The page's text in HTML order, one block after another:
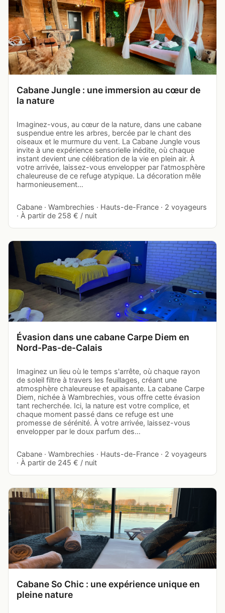
Cabane Jungle : une immersion au cœur de
la nature
Imaginez-vous, au cœur de la nature, dans une cabane
suspendue entre les arbres, bercée par le chant des
oiseaux et le murmure du vent. La Cabane Jungle vous
invite à une expérience sensorielle inédite, où chaque
instant devient une célébration de la vie en plein air. À
votre arrivée, laissez-vous envelopper par l'atmosphère
chaleureuse de ce refuge atypique. La décoration mêle
harmonieusement…
Cabane · Wambrechies · Hauts-de-France · 2 voyageurs
· À partir de 258 € / nuit
Évasion dans une cabane Carpe Diem en
Nord-Pas-de-Calais
Imaginez un lieu où le temps s'arrête, où chaque rayon
de soleil filtre à travers les feuillages, créant une
atmosphère chaleureuse et apaisante. La cabane Carpe
Diem, nichée à Wambrechies, vous offre cette évasion
tant recherchée. Ici, la nature est votre complice, et
chaque moment passé dans ce refuge est une
promesse de sérénité. À votre arrivée, laissez-vous
envelopper par le doux parfum des…
Cabane · Wambrechies · Hauts-de-France · 2 voyageurs
· À partir de 245 € / nuit
Cabane So Chic : une expérience unique en
pleine nature